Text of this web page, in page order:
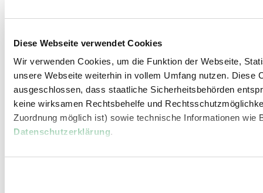
Diese Webseite verwendet Cookies
Wir verwenden Cookies, um die Funktion der Webseite,
unsere Webseite weiterhin in vollem Umfang nutzen.
ausgeschlossen, dass staatliche Sicherheitsbehörden
keine wirksamen Rechtsbehelfe und
Zuordnung möglich ist) sowie technische Informationen
Datenschutzerklärung.